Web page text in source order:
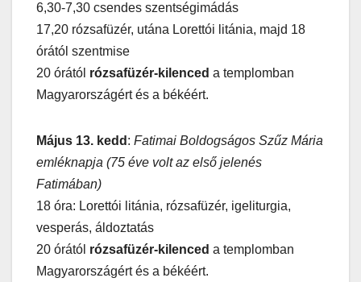
6,30-7,30 csendes szentségimádás
17,20 rózsafüzér, utána Lorettói litánia, majd 18
órától szentmise
20 órától rózsafüzér-kilenced a templomban
Magyarországért és a békéért.
Május 13. kedd : Fatimai Boldogságos Szűz Mária
emléknapja (75 éve volt az első jelenés
Fatimában)
18 óra: Lorettói litánia, rózsafüzér, igeliturgia,
vesperás, áldoztatás
20 órától rózsafüzér-kilenced a templomban
Magyarországért és a békéért.